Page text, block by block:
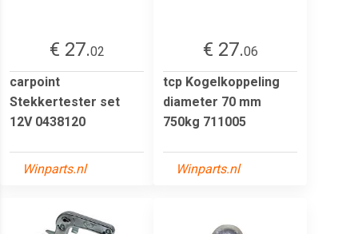
€ 27.02
carpoint
Stekkertester set
12V 0438120
Winparts.nl
€ 27.06
tcp Kogelkoppeling
diameter 70 mm
750kg 711005
Winparts.nl